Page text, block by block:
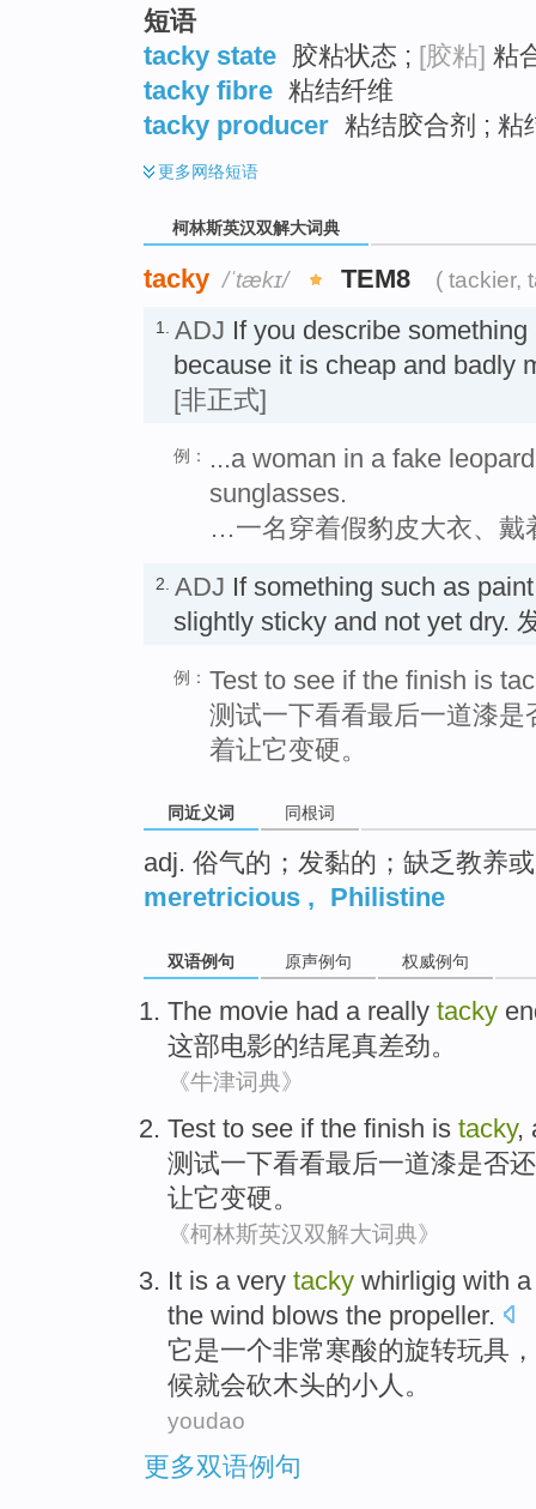
短语
tacky state 胶粘状态 ; [胶粘] 粘
tacky fibre 粘结纤维
tacky producer 粘结胶合剂 ; 粘
更多网络短语
柯林斯英汉双解大词典
tacky /ˈtækɪ/ TEM8 ( tackier,
1. ADJ If you describe
because it is cheap and badly
[非正式]
例：
...a woman in a fake
sunglasses.
…一名穿着假豹皮大衣、戴
2. ADJ If something such as
slightly sticky and not yet dry.
例： Test to see if the finish is
测试一下看看最后一道漆
着让它变硬。
同近义词 同根词
adj. 俗气的；发黏的；缺乏教养
meretricious , Philistine
双语例句 原声例句 权威例句
The movie had a really tacky
这部电影的结尾真差劲。
《牛津词典》
Test to see if the finish is tacky,
测试一下看看最后一道漆是否
让它变硬。
《柯林斯英汉双解大词典》
It is a very tacky whirligig with a
the wind blows the propeller.
它是一个非常寒酸的旋转玩具
候就会砍木头的小人。
youdao
更多双语例句